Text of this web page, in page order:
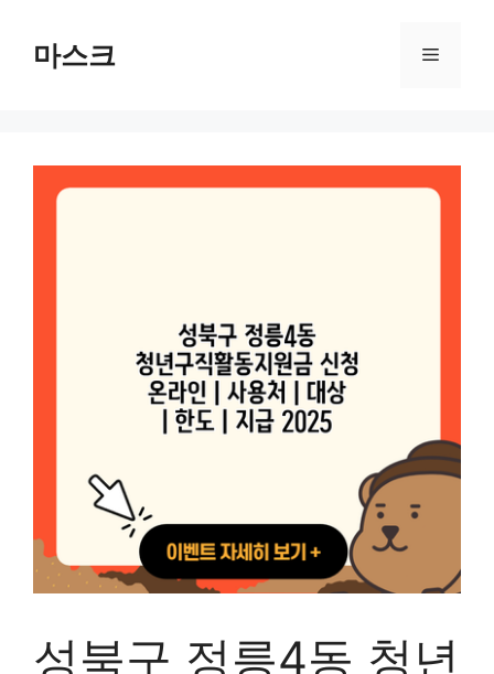
마스크 메
성북구 정릉4동 청년